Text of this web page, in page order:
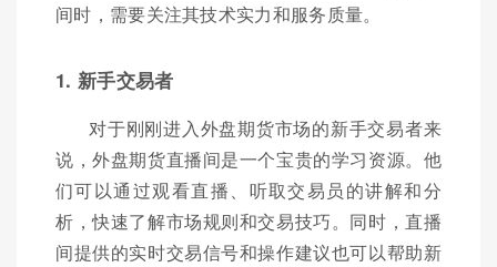
间时，需要关注其技术实力和服务质量。
1. 新手交易者
对于刚刚进入外盘期货市场的新手交易者来
说，外盘期货直播间是一个宝贵的学习资源。他
们可以通过观看直播、听取交易员的讲解和分
析，快速了解市场规则和交易技巧。同时，直播
间提供的实时交易信号和操作建议也可以帮助新